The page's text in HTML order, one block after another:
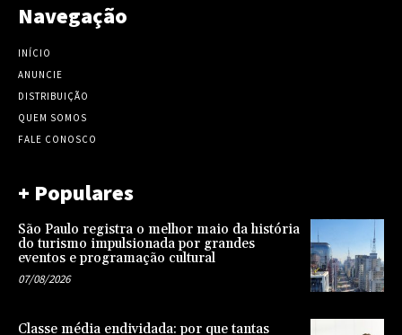
Navegação
INÍCIO
ANUNCIE
DISTRIBUIÇÃO
QUEM SOMOS
FALE CONOSCO
+ Populares
São Paulo registra o melhor maio da história
do turismo impulsionada por grandes
eventos e programação cultural
07/08/2026
Classe média endividada: por que tantas